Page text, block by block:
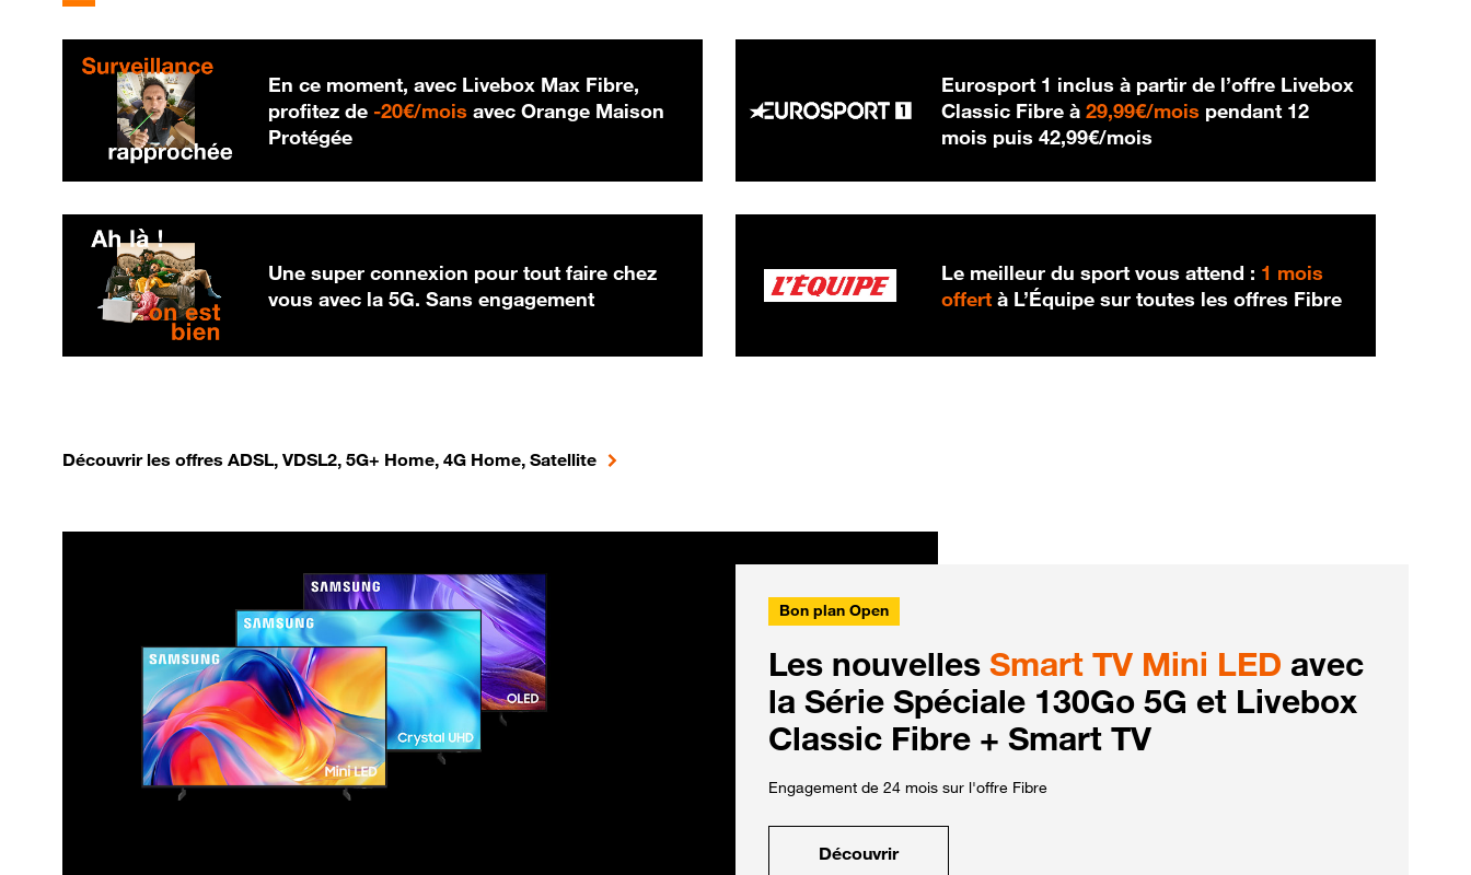
En ce moment, avec Livebox Max Fibre,
profitez de -20€/mois 20 € par mois
avec Orange Maison
Protégée
Eurosport 1 inclus à partir de l’offre Livebox
Classic Fibre à29,99€/mois 29,99 € par mois
pendant 12
mois puis42,99€/mois
Une super connexion pour tout faire chez
vous avec la 5G. Sans engagement
Le meilleur du sport vous attend : 1 mois
offert à L’Équipe sur toutes les offres Fibre
Découvrir les offres ADSL, VDSL2, 5G+ Home, 4G Home, Satellite
Bon plan Open
Les nouvelles Smart TV Mini LED avec
la Série Spéciale 130Go 5G et Livebox
Classic Fibre + Smart TV
Engagement de 24 mois sur l'offre Fibre
Découvrir